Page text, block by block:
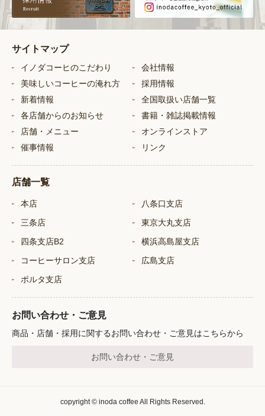
サイトマップ
イノダコーヒのこだわり
美味しいコーヒーの淹れ方
新着情報
各店舗からのお知らせ
店舗・メニュー
催事情報
会社情報
採用情報
全国取扱い店舗一覧
書籍・雑誌掲載情報
オンラインストア
リンク
店舗一覧
本店
三条店
四条支店B2
コーヒーサロン支店
ポルタ支店
八条口支店
東京大丸支店
横浜高島屋支店
広島支店
お問い合わせ・ご意見
商品・店舗・採用に関するお問い合わせ・ご意見はこちらから
お問い合わせ・ご意見
copyright © inoda coffee All Rights Reserved.